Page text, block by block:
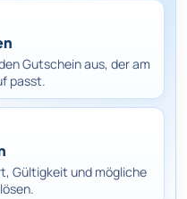
Gutschein aus, der am
passt.
Gültigkeit und mögliche